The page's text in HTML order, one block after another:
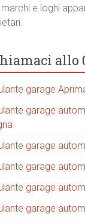
marchi e loghi
allo
garage
garage
garage
garage
garage
garage